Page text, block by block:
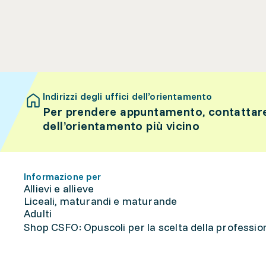
Indirizzi degli uffici dell’orientamento
Per prendere appuntamento,
dell’orientamento più vicino
Informazione per
Allievi e allieve
Liceali, maturandi e maturande
Adulti
Shop CSFO: Opuscoli per la scelta della